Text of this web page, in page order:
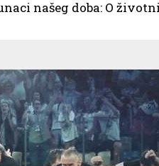
našeg doba: O